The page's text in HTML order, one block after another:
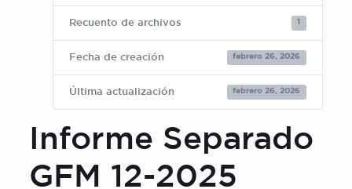
Recuento de archivos
Fecha de creación febrero 26, 2026
Última actualización febrero 26, 2026
Informe Separado
GFM 12-2025